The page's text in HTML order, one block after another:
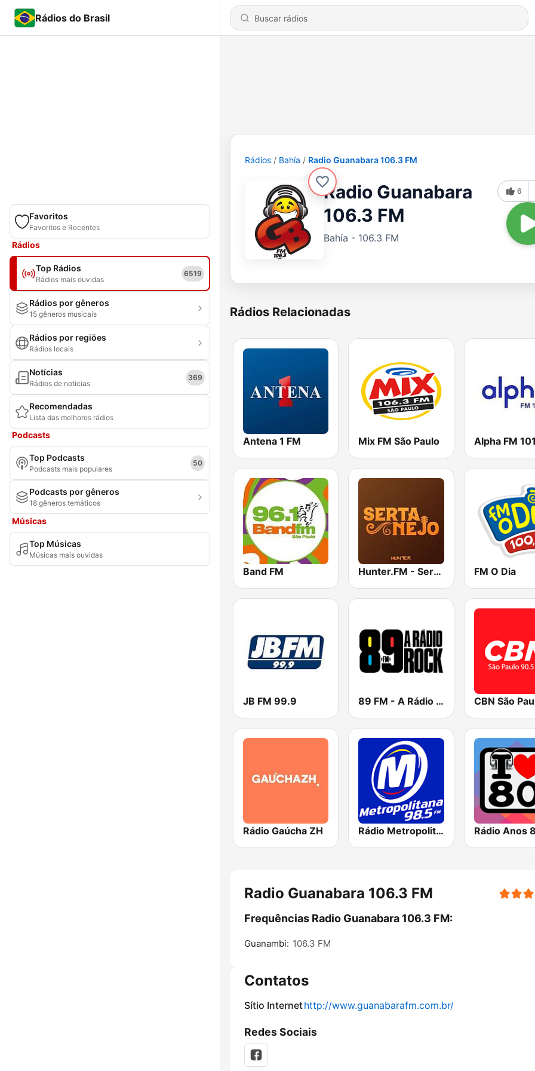
Rádios do Brasil
Favoritos
Favoritos e Recentes
Rádios
Top Rádios
Rádios mais ouvidas
6519
Rádios por gêneros
15 gêneros musicais
Rádios por regiões
Rádios locais
Notícias
Rádios de notícias
369
Recomendadas
Lista das melhores rádios
Podcasts
Top Podcasts
Podcasts mais populares
50
Podcasts por gêneros
18 gêneros temáticos
Músicas
Top Músicas
Músicas mais ouvidas
Rádios Bahía Radio Guanabara 106.3 FM
Radio Guanabara
106.3 FM
Bahía - 106.3 FM
6
Rádios Relacionadas
Antena 1 FM Mix FM São Paulo Alpha FM
Band FM Hunter.FM - Sertanejo FM O Dia
JB FM 99.9 89 FM - A Rádio Rock CBN São
Rádio Gaúcha ZH Rádio Metropolitana 98.5 FM Rádio Anos
Radio Guanabara 106.3 FM
Frequências Radio Guanabara 106.3 FM:
Guanambi: 106.3 FM
Contatos
Sítio Internethttp://www.guanabarafm.com.br/
Redes Sociais